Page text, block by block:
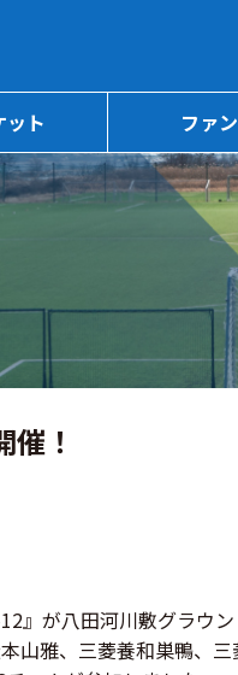
ット ファン
！
』が八田河川敷グラウ
山雅、三菱養和巣鴨、